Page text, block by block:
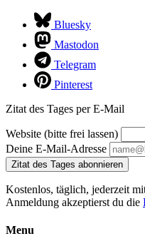
Bluesky
Mastodon
Telegram
Pinterest
Zitat des Tages per E-Mail
Website (bitte frei lassen)
Deine E-Mail-Adresse
Zitat des Tages abonnieren
Kostenlos, täglich, jederzeit
Anmeldung akzeptierst du die
Menu